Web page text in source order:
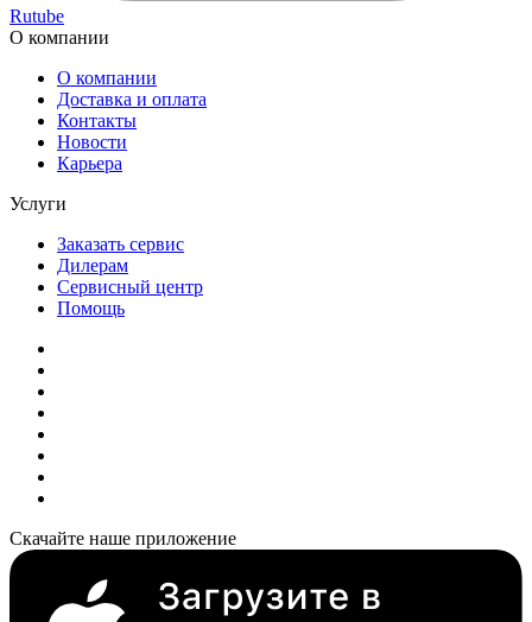
Rutube
О компании
О компании
Доставка и оплата
Контакты
Новости
Карьера
Услуги
Заказать сервис
Дилерам
Сервисный центр
Помощь
Скачайте наше приложение